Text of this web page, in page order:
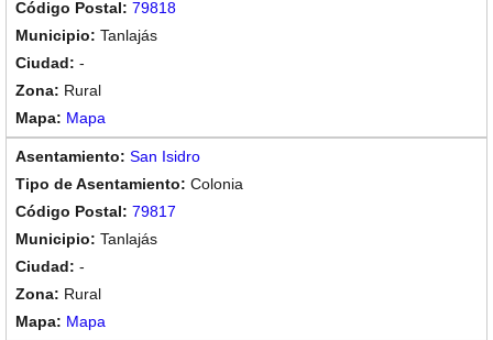
79818
Tanlajás
-
Rural
Mapa
San Isidro
Colonia
79817
Tanlajás
-
Rural
Mapa